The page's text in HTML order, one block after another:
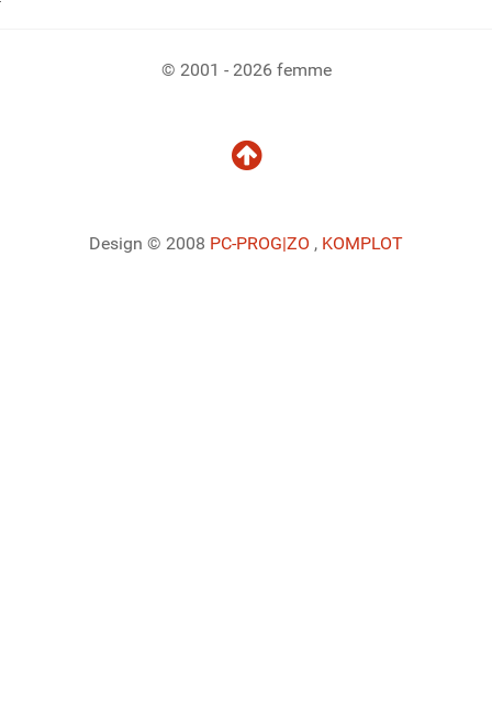
© 2001 - 2026 femme
Design © 2008 PC-PROG|ZO , KOMPLOT